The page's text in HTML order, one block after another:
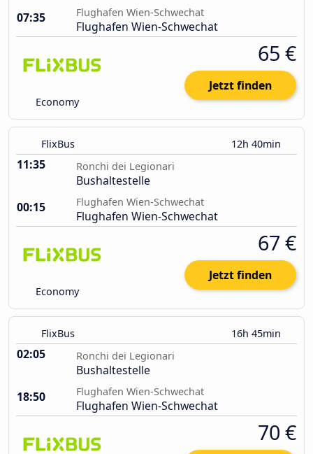
07:35
Flughafen Wien-Schwechat
Flughafen Wien-Schwechat
Economy
65 €
Jetzt finden
FlixBus 12h 40min
11:35 Ronchi dei Legionari
Bushaltestelle
00:15
Flughafen Wien-Schwechat
Flughafen Wien-Schwechat
Economy
67 €
Jetzt finden
FlixBus 16h 45min
02:05 Ronchi dei Legionari
Bushaltestelle
18:50
Flughafen Wien-Schwechat
Flughafen Wien-Schwechat
70 €